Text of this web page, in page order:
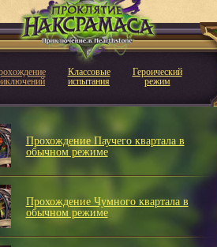
Классовые
испытания
Героический
режим
Прохождение Паучего квартала в
обычном режиме
Прохождение Чумного квартала в
обычном режиме